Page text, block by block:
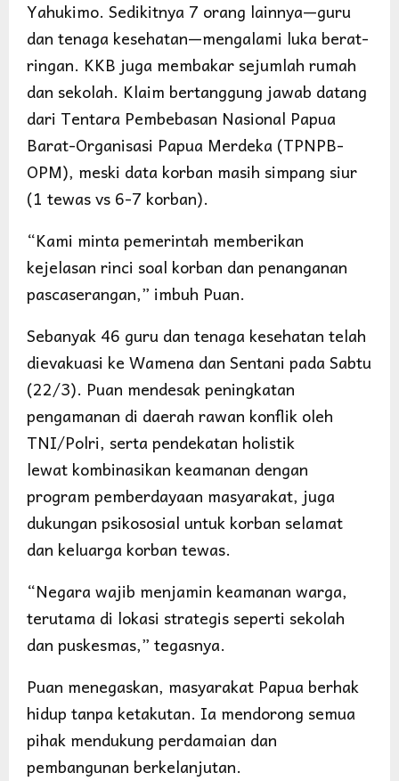
Yahukimo. Sedikitnya 7 orang lainnya—guru
dan tenaga kesehatan—mengalami luka berat-
ringan. KKB juga membakar sejumlah rumah
dan sekolah. Klaim bertanggung jawab datang
dari Tentara Pembebasan Nasional Papua
Barat-Organisasi Papua Merdeka (TPNPB-
OPM), meski data korban masih simpang siur
(1 tewas vs 6-7 korban).
“Kami minta pemerintah memberikan
kejelasan rinci soal korban dan penanganan
pascaserangan,” imbuh Puan.
Sebanyak 46 guru dan tenaga kesehatan telah
dievakuasi ke Wamena dan Sentani pada Sabtu
(22/3). Puan mendesak peningkatan
pengamanan di daerah rawan konflik oleh
TNI/Polri, serta pendekatan holistik
lewat kombinasikan keamanan dengan
program pemberdayaan masyarakat, juga
dukungan psikososial untuk korban selamat
dan keluarga korban tewas.
“Negara wajib menjamin keamanan warga,
terutama di lokasi strategis seperti sekolah
dan puskesmas,” tegasnya.
Puan menegaskan, masyarakat Papua berhak
hidup tanpa ketakutan. Ia mendorong semua
pihak mendukung perdamaian dan
pembangunan berkelanjutan.